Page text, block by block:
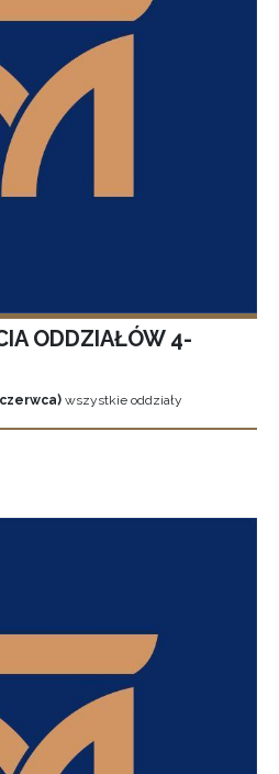
ODDZIAŁÓW 4-
wszystkie oddziały